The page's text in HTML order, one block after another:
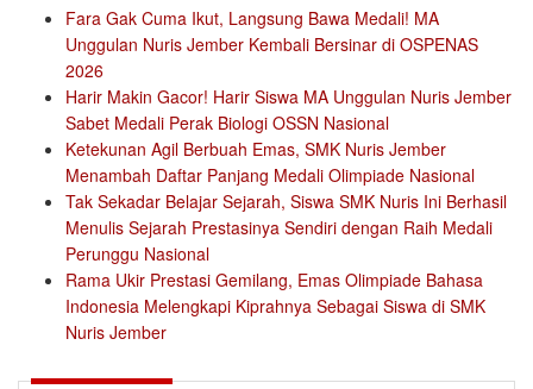
Fara Gak Cuma Ikut, Langsung Bawa Medali! MA
Unggulan Nuris Jember Kembali Bersinar di OSPENAS
2026
Harir Makin Gacor! Harir Siswa MA Unggulan Nuris Jember
Sabet Medali Perak Biologi OSSN Nasional
Ketekunan Agil Berbuah Emas, SMK Nuris Jember
Menambah Daftar Panjang Medali Olimpiade Nasional
Tak Sekadar Belajar Sejarah, Siswa SMK Nuris Ini Berhasil
Menulis Sejarah Prestasinya Sendiri dengan Raih Medali
Perunggu Nasional
Rama Ukir Prestasi Gemilang, Emas Olimpiade Bahasa
Indonesia Melengkapi Kiprahnya Sebagai Siswa di SMK
Nuris Jember